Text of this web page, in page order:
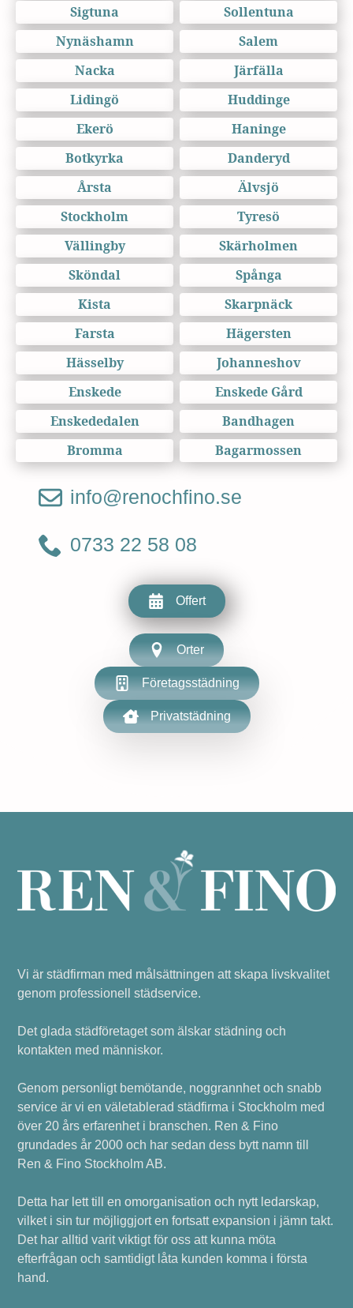
Sigtuna
Sollentuna
Nynäshamn
Salem
Nacka
Järfälla
Lidingö
Huddinge
Ekerö
Haninge
Botkyrka
Danderyd
Årsta
Älvsjö
Stockholm
Tyresö
Vällingby
Skärholmen
Sköndal
Spånga
Kista
Skarpnäck
Farsta
Hägersten
Hässelby
Johanneshov
Enskede
Enskede Gård
Enskededalen
Bandhagen
Bromma
Bagarmossen
info@renochfino.se
0733 22 58 08
Offert
Orter
Företagsstädning
Privatstädning
Vi är städfirman med målsättningen att skapa livskvalitet
genom professionell städservice.
Det glada städföretaget som älskar städning och
kontakten med människor.
Genom personligt bemötande, noggrannhet och snabb
service är vi en väletablerad städfirma i Stockholm med
över 20 års erfarenhet i branschen. Ren & Fino
grundades år 2000 och har sedan dess bytt namn till
Ren & Fino Stockholm AB.
Detta har lett till en omorganisation och nytt ledarskap,
vilket i sin tur möjliggjort en fortsatt expansion i jämn takt.
Det har alltid varit viktigt för oss att kunna möta
efterfrågan och samtidigt låta kunden komma i första
hand.